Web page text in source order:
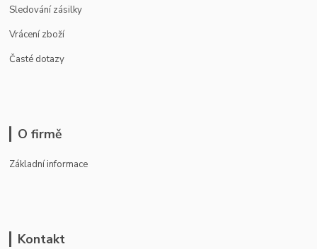
Sledování zásilky
Vrácení zboží
Časté dotazy
O firmě
Základní informace
Kontakt